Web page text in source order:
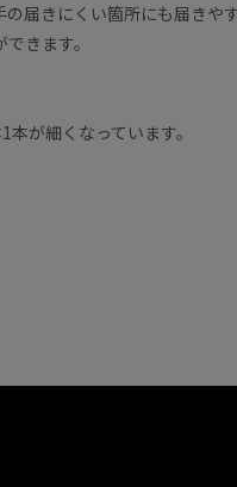
届きにくい箇所にも届きや
きます。
が細くなっています。